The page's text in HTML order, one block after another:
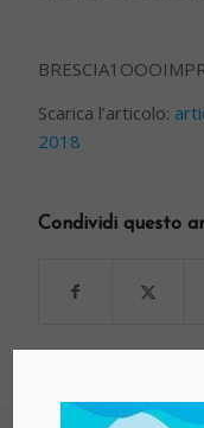
Scarica l’articolo:
2018
Condividi questo